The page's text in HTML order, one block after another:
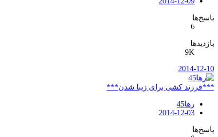
پاسخ‌ها
6
بازدیدها
9K
2014-12-10
***فرزند کشی برای زیبا شدن***
رها45
2014-12-03
پاسخ‌ها